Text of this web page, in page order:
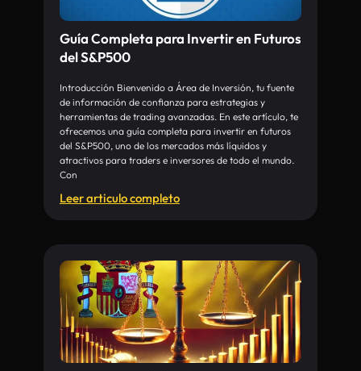
Guía Completa para Invertir en Futuros
del S&P500
Introducción Bienvenido a Área de Inversión, tu fuente
de información de confianza para estrategias y
herramientas de trading avanzadas. En este artículo, te
ofrecemos una guía completa para invertir en futuros
del S&P500, uno de los mercados más líquidos y
atractivos para traders e inversores de todo el mundo.
Con
Leer articulo completo